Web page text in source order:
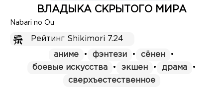
ВЛАДЫКА СКРЫТОГО МИРА
Nabari no Ou
Рейтинг Shikimori 7.24
аниме • фэнтези • сёнен
•
боевые искусства
• экшен • драма
•
сверхъестественное